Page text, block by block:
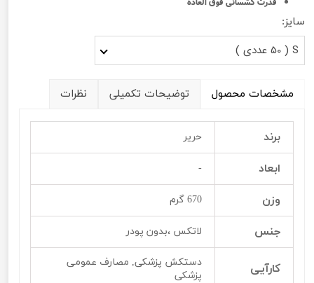
سایز:
S ( 50 عددی )
مشخصات محصول توضیحات تکمیلی نظرات
برند حریر
ابعاد -
وزن 670 گرم
جنس لاتکس ،بدون پودر
کارآیی
دستکش پزشکی, مصارف عمومی
پزشکی